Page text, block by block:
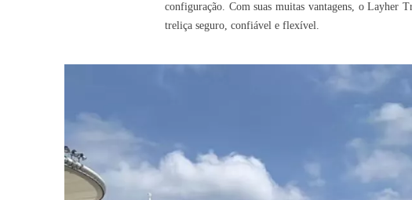
configuração. Com suas muitas vantagens, o Layher
treliça seguro, confiável e flexível.